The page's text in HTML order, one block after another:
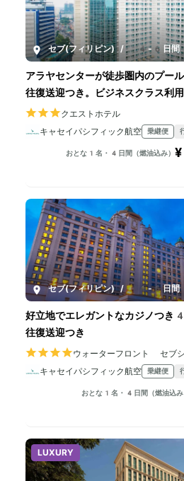
セブ(フィリピン) / 4-6日間
アラヤセンターが徒歩圏内のプー
往復送迎つき。ビジネスクラス利用
クエストホテル
キャセイパシフィック航空
乗継便
おとな1名・4日間（燃油込み）
セブ(フィリピン) / 4-6日間
好立地でエレガントなカジノつき
往復送迎つき
ウォーターフロント セ
キャセイパシフィック航空 乗継便
おとな1名・4日間（燃油込み
LUXURY